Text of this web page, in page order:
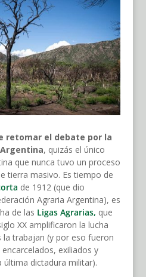
retomar el debate por la
, quizás el único
que nunca tuvo un proceso
tierra masivo. Es tiempo de
de 1912 (que dio
Agraria Argentina), es
de las Ligas Agrarias, que
XX amplificaron la lucha
trabajan (y por eso fueron
exiliados y
última dictadura militar).